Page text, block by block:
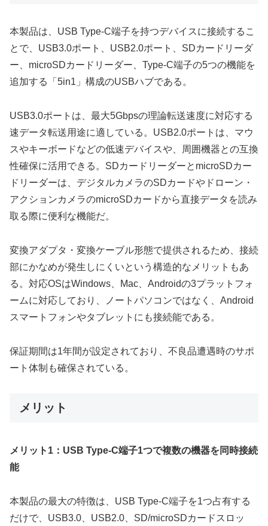
本製品は、USB Type-C端子を持つデバイスに接続するこ
とで、USB3.0ポート、USB2.0ポート、SDカードリーダ
ー、microSDカードリーダー、Type-C端子の5つの機能を
追加する「5in1」構成のUSBハブである。
USB3.0ポートは、最大5Gbpsの理論転送速度に対応する
速データ転送用途に適している。USB2.0ポートは、マウ
スやキーボードなどの低速デバイスや、周囲機器との互換
性確保に活用できる。SDカードリーダーとmicroSDカー
ドリーダーは、デジタルカメラのSDカードやドローン・
アクションカメラのmicroSDカードから直接データを読み
取る際に便利な機能だ。
変換アダプタ・変換ケーブル形態で提供されるため、接続
部にかなめが発生しにくいという構造的なメリットもあ
る。対応OSはWindows、Mac、Androidの3プラットフォ
ームに対応しており、ノートパソコンではなく、Android
スマートフォンやタブレットにも接続能である。
保証期間は1年間が設定されており、不良品遭遇時のサポ
ート体制も確保されている。
メリット
メリット1：USB Type-C端子1つで複数の機器を同時接続
能
本製品の最大の特徴は、USB Type-C端子を1つ占有する
だけで、USB3.0、USB2.0、SD/microSDカードスロッ